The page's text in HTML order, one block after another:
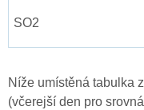
Níže umístěná tabulka
(včerejší den pro